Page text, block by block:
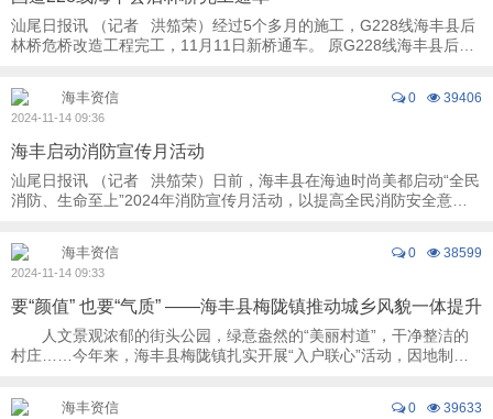
汕尾日报讯 （记者 洪笳荣）经过5个多月的施工，G228线海丰县后
林桥危桥改造工程完工，11月11日新桥通车。 原G228线海丰县后林
0 39406
海丰资信
2024-11-14 09:36
海丰启动消防宣传月活动
汕尾日报讯 （记者 洪笳荣）日前，海丰县在海迪时尚美都启动“全民
消防、生命至上”2024年消防宣传月活动，以提高全民消防安全意
0 38599
海丰资信
2024-11-14 09:33
要“颜值” 也要“气质” ——海丰县梅陇镇推动城乡风貌一体提升
人文景观浓郁的街头公园，绿意盎然的“美丽村道”，干净整洁的
村庄……今年来，海丰县梅陇镇扎实开展“入户联心”活动，因地制
0 39633
海丰资信